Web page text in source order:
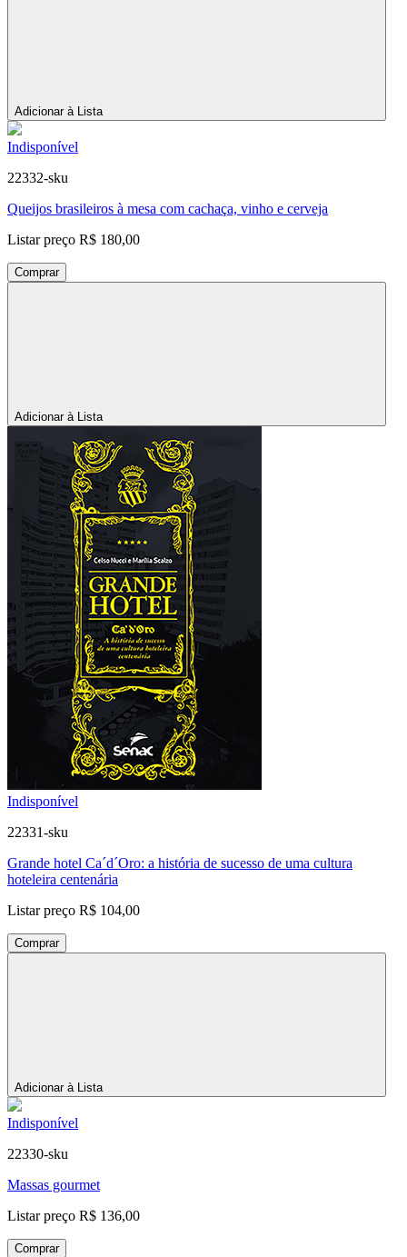
Adicionar à Lista
Indisponível
22332-sku
Queijos brasileiros à mesa com cachaça, vinho e cerveja
Listar preço R$ 180,00
Comprar
Adicionar à Lista
Indisponível
22331-sku
Grande hotel Ca´d´Oro: a história de sucesso de uma cultura
hoteleira centenária
Listar preço R$ 104,00
Comprar
Adicionar à Lista
Indisponível
22330-sku
Massas gourmet
Listar preço R$ 136,00
Comprar